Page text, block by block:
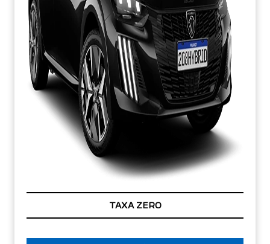
TAXA ZERO